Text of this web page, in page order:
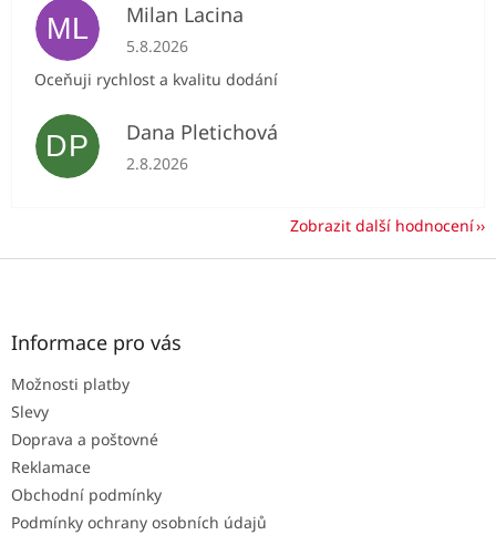
ML Milan Lacina
Hodnocení obchodu je 5 z 5 hvězdiček.
5.8.2026
Oceňuji rychlost a kvalitu dodání
DP Dana Pletichová
Hodnocení obchodu je 5 z 5 hvězdiček.
2.8.2026
Zobrazit další hodnocení
Z
Informace pro vás
Možnosti platby
Slevy
Doprava a poštovné
Reklamace
Obchodní podmínky
Podmínky ochrany osobních údajů